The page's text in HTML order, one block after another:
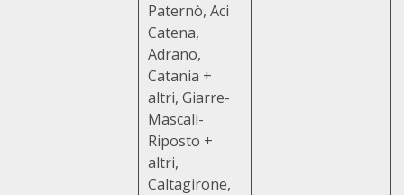
Paternò, Aci
Catena,
Adrano,
Catania +
altri, Giarre-
Mascali-
Riposto +
altri,
Caltagirone,